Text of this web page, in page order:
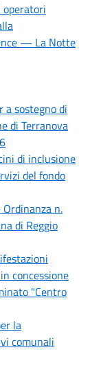
operatori
— La Notte
a sostegno di
di Terranova
di inclusione
del fondo
n.
di Reggio
concessione
"Centro
la
comunali